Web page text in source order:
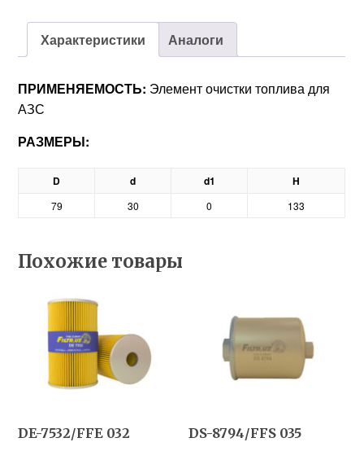
Характеристики Аналоги
ПРИМЕНЯЕМОСТЬ: Элемент очистки топлива для
АЗС
РАЗМЕРЫ:
D d d1 H
79 30 0 133
Похожие товары
DE-7532/FFE 032 DS-8794/FFS 035